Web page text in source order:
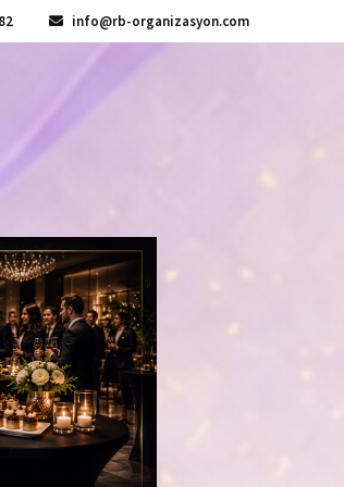
info@rb-organizasyon.com